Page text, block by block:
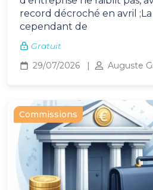
record décroché en avril
cependant de
Gratuit
29/07/2026
Auguste
Commissions